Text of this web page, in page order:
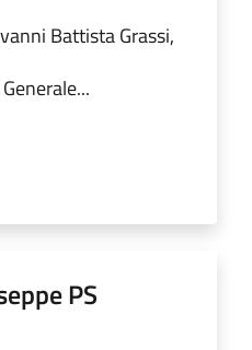
Battista Grassi,
PS